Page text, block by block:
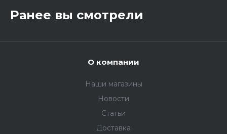
Ранее вы смотрели
О компании
Наши магазины
Новости
Статьи
Доставка